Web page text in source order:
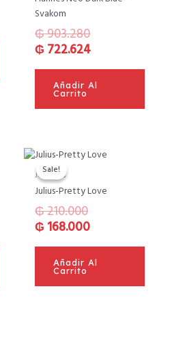
Svakom
₲903.280
₲ 722.624
Añadir Al
Carrito
Sale!
Sale!
Juguetes
Julius-Pretty Love
₲210.000
El
original
₲ 210.000.
₲ 168.000
El
actual
Añadir Al
Carrito